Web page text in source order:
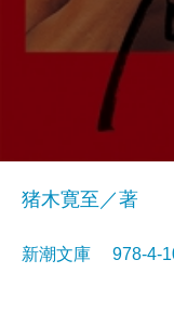
猪木寛至／著
新潮文庫 978-4-